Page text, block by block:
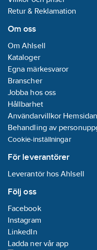
Retur & Reklamation
Om oss
Om Ahlsell
Kataloger
Egna märkesvaror
Branscher
Jobba hos oss
Hållbarhet
Användarvillkor Hemsidan
Behandling av
Cookie-inställningar
För leverantörer
Leverantör hos Ahlsell
Följ oss
Facebook
Instagram
LinkedIn
Ladda ner vår app